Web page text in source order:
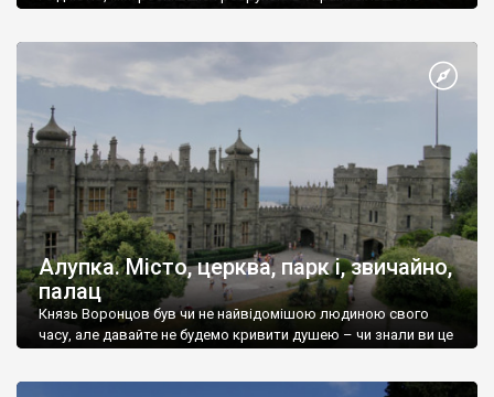
Алупка. Місто, церква, парк і, звичайно,
палац
Князь Воронцов був чи не найвідомішою людиною свого
часу, але давайте не будемо кривити душею – чи знали ви це